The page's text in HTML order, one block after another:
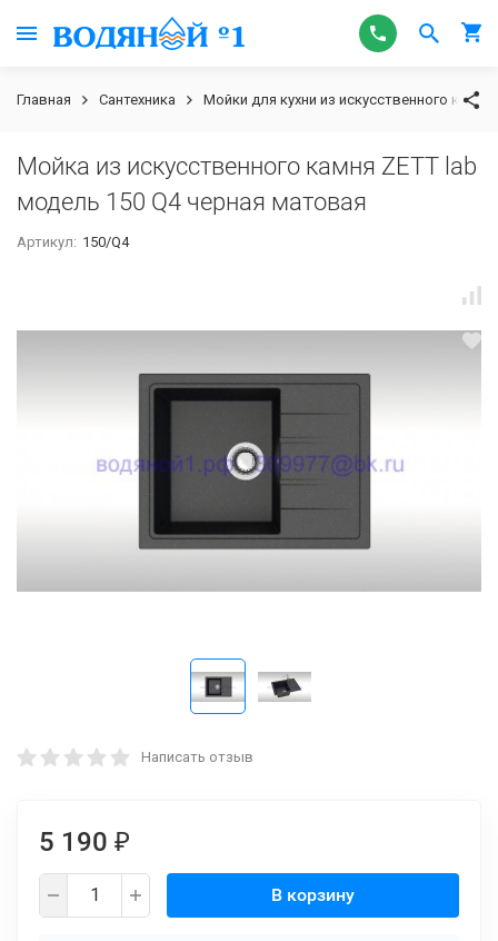
Главная Сантехника Мойки для кухни из искусственного камня
Мойка из искусственного камня ZETT lab
модель 150 Q4 черная матовая
Артикул: 150/Q4
Написать отзыв
5 190 ₽
В корзину